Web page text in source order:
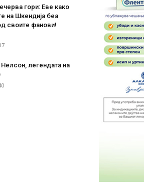
гори: Еве како
на Шкендија беа
своите фанови!
легендата на